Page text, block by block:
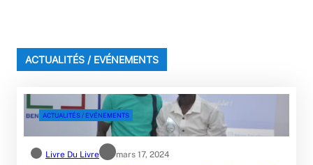
ACTUALITÉS / EVÉNEMENTS
ACTUALITÉS / EVÉNEMENTS
Livre Du Livre mars 17, 2024